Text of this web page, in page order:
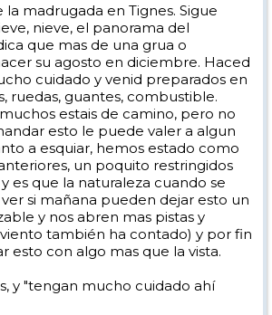
la madrugada en Tignes. Sigue
nieve, el panorama del
que mas de una grua o
su agosto en diciembre. Haced
cuidado y venid preparados en
ruedas, guantes, combustible.
estais de camino, pero no
esto le puede valer a algun
a esquiar, hemos estado como
un poquito restringidos
es que la naturaleza cuando se
si mañana pueden dejar esto un
y nos abren mas pistas y
también ha contado) y por fin
esto con algo mas que la vista.
y "tengan mucho cuidado ahí